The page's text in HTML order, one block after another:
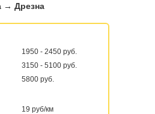
→ Дрезна
1950 - 2450 руб.
3150 - 5100 руб.
5800 руб.
19 руб/км